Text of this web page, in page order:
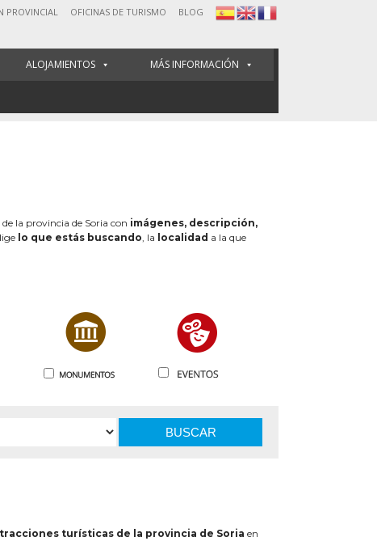
PROVINCIAL OFICINAS DE TURISMO BLOG
ALOJAMIENTOS MÁS INFORMACIÓN
la provincia de Soria con imágenes, descripción,
lo que estás buscando, la localidad a la que
BUSCAR
turísticas de la provincia de Soria en